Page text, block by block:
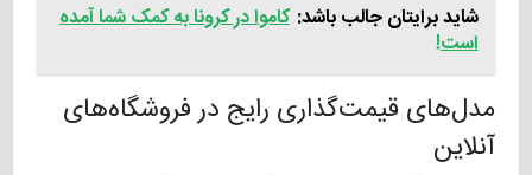
شاید برایتان جالب باشد: کاموا در کرونا به کمک شما آمده
است!
مدل‌های قیمت‌گذاری رایج در فروشگاه‌های
آنلاین